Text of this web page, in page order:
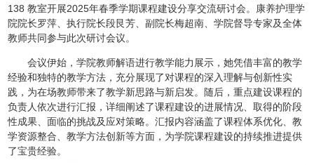
138 教室开展2025年春季学期课程建设分享交流研讨会。康养护理学
院院长罗萍、执行院长段艮芳、副院长梅超南、学院督导专家及全体
教师共同参与此次研讨会议。
会议伊始，学院教师解语进行教学能力展示，她凭借丰富的教学
经验和独特的教学方法，充分展现了对课程的深入理解与创新性实
践，为在场教师带来了教学新思路与新启发。随后，重点建设课程的
负责人依次进行汇报，详细阐述了课程建设的进展情况、取得的阶段
性成果、面临的挑战及应对策略。汇报内容涵盖了课程体系优化、教
学资源整合、教学方法创新等方面，为学院课程建设的持续推进提供
了宝贵经验。